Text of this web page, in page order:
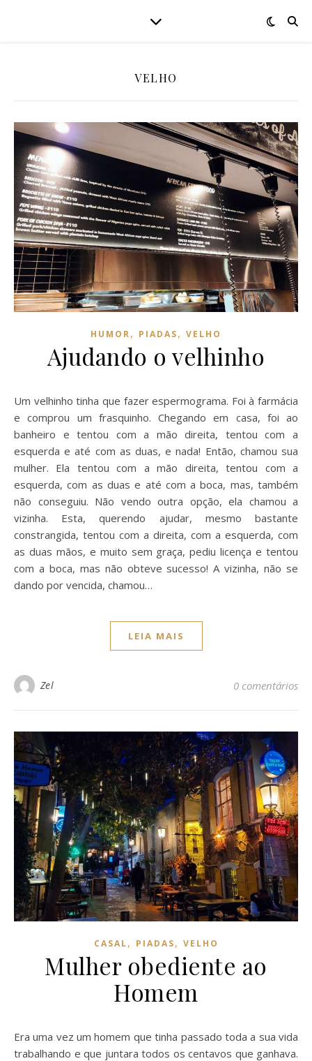
VELHO
HUMOR, PIADAS, VELHO
Ajudando o velhinho
Um velhinho tinha que fazer espermograma. Foi à farmácia
e comprou um frasquinho. Chegando em casa, foi ao
banheiro e tentou com a mão direita, tentou com a
esquerda e até com as duas, e nada! Então, chamou sua
mulher. Ela tentou com a mão direita, tentou com a
esquerda, com as duas e até com a boca, mas, também
não conseguiu. Não vendo outra opção, ela chamou a
vizinha. Esta, querendo ajudar, mesmo bastante
constrangida, tentou com a direita, com a esquerda, com
as duas mãos, e muito sem graça, pediu licença e tentou
com a boca, mas não obteve sucesso! A vizinha, não se
dando por vencida, chamou…
LEIA MAIS
Zel 0 comentários
CASAL, PIADAS, VELHO
Mulher obediente ao
Homem
Era uma vez um homem que tinha passado toda a sua vida
trabalhando e que juntara todos os centavos que ganhava.